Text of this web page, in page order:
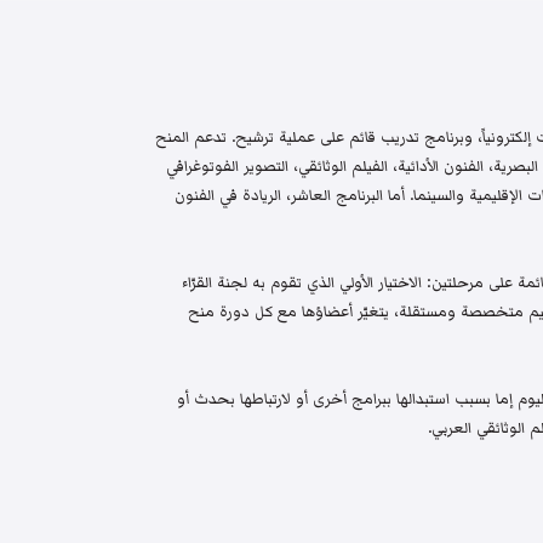
وبرنامج تدريب قائم على عملية ترشيح. تدعم المنح
الفنون الأدائية، الفيلم الوثائقي، التصوير الفوتوغرافي
والسينما. أما البرنامج العاشر، الريادة في الفنون
قائمة على مرحلتين: الاختيار الأولي الذي تقوم به لجنة القرّاء
متخصصة ومستقلة، يتغيّر أعضاؤها مع كل دورة منح
إما بسبب استبدالها ببرامج أخرى أو لارتباطها بحدث أو
الوثائقي العربي.